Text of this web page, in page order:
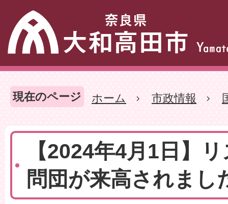
現在のページ ホーム 市政情報
【2024年4月1日】
問団が来高されまし